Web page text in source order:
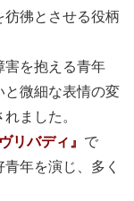
彿とさせる役柄
害を抱える青年
と微細な表情の変
れました。
リバディ』 で
年を演じ、多く